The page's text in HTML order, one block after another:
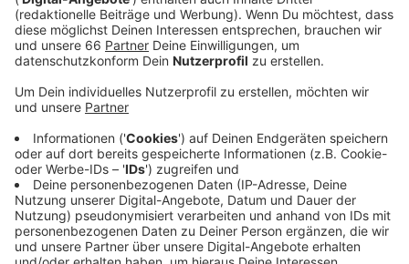
(insgesamt 65) mussten sieben Bewohner über
Leitern retten, acht weitere konnten im späteren
Verlauf mit Fluchthauben über das Treppenhaus in
Sicherheit gebracht werden.
Veröffentlicht:Dienstag, 08.09.2020 12:55
Anzeige
Das Feuer im Untergeschoss war schnell unter
Kontrolle. Elf Bewohner kamen vorsorglich ins